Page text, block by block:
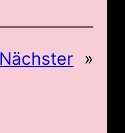
Nächster »